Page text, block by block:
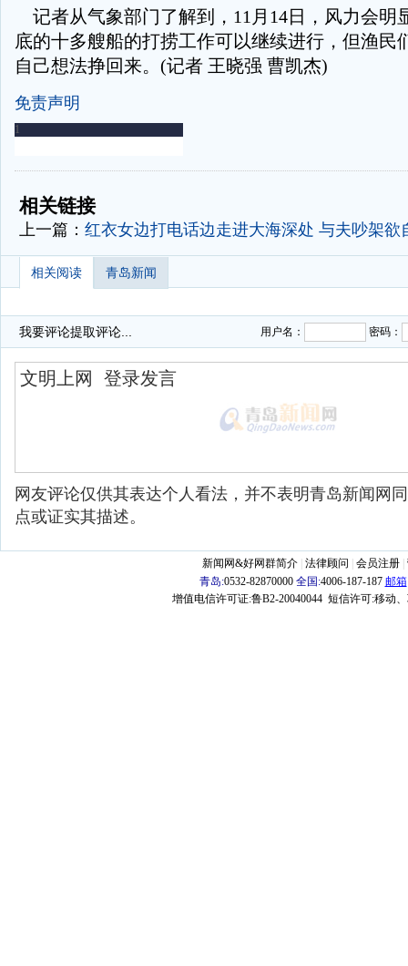
记者从气象部门了解到，11月14日，风力会明
底的十多艘船的打捞工作可以继续进行，但渔民
自己想法挣回来。(记者 王晓强 曹凯杰)
免责声明
-
相关链接
上一篇： 红衣女边打电话边走进大海深处 与夫吵架欲
相关阅读 青岛新闻
我要评论提取评论... 用户名： 密码：
网友评论仅供其表达个人看法，并不表明青岛新闻网
点或证实其描述。